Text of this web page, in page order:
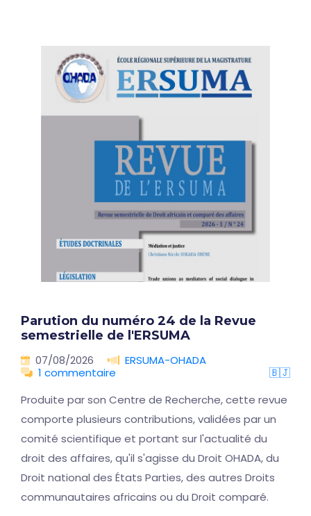
Parution du numéro 24 de la Revue
semestrielle de l'ERSUMA
07/08/2026
ERSUMA-OHADA
1 commentaire
🇧🇯
Produite par son Centre de Recherche, cette revue
comporte plusieurs contributions, validées par un
comité scientifique et portant sur l'actualité du
droit des affaires, qu'il s'agisse du Droit OHADA, du
Droit national des États Parties, des autres Droits
communautaires africains ou du Droit comparé.